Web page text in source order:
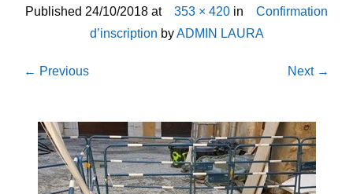
Published 24/10/2018 at 353 × 420 in
Confirmation
d’inscription byADMIN LAURA
← Previous Next →